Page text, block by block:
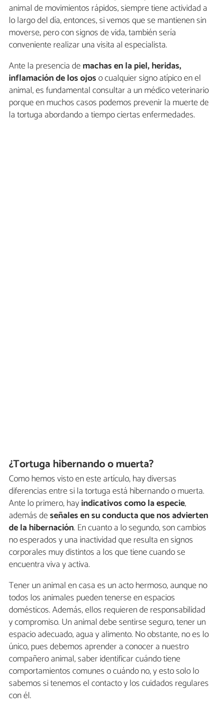
animal de movimientos rápidos, siempre tiene actividad a
lo largo del día, entonces, si vemos que se mantienen sin
moverse, pero con signos de vida, también sería
conveniente realizar una visita al especialista.
Ante la presencia demachas en la piel, heridas,
inflamación de los ojoso cualquier signo atípico en el
animal, es fundamental consultar a un médico veterinario
porque en muchos casos podemos prevenir la muerte de
la tortuga abordando a tiempo ciertas enfermedades.
¿Tortuga hibernando o muerta?
Como hemos visto en este artículo, hay diversas
diferencias entre si la tortuga está hibernando o muerta.
Ante lo primero, hayindicativos como la especie,
además deseñales en su conducta que nos advierten
de la hibernación. En cuanto a lo segundo, son cambios
no esperados y una inactividad que resulta en signos
corporales muy distintos a los que tiene cuando se
encuentra viva y activa.
Tener un animal en casa es un acto hermoso, aunque no
todos los animales pueden tenerse en espacios
domésticos. Además, ellos requieren de responsabilidad
y compromiso. Un animal debe sentirse seguro, tener un
espacio adecuado, agua y alimento. No obstante, no es lo
único, pues debemos aprender a conocer a nuestro
compañero animal, saber identificar cuándo tiene
comportamientos comunes o cuándo no, y esto solo lo
sabemos si tenemos el contacto y los cuidados regulares
con él.